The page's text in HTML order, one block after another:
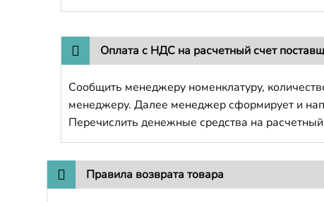
Оплата с НДС на расчетный счет
Сообщить менеджеру номенклатуру,
менеджеру. Далее менеджер сформирует и
Перечислить денежные средства на
Правила возврата товара